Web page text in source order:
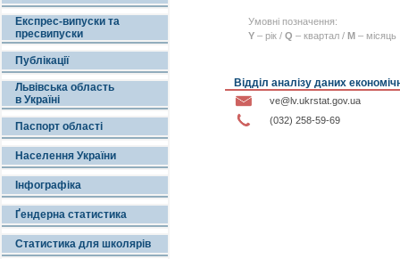
Експрес-випуски та
пресвипуски
Публікації
Львівська область
в Україні
Паспорт області
Населення України
Інфографіка
Ґендерна статистика
Статистика для школярів
Умовні позначення:
Y – рік /Q – квартал /M – місяць
Відділ аналізу даних
ve@lv.ukrstat.gov.ua
(032) 258-59-69